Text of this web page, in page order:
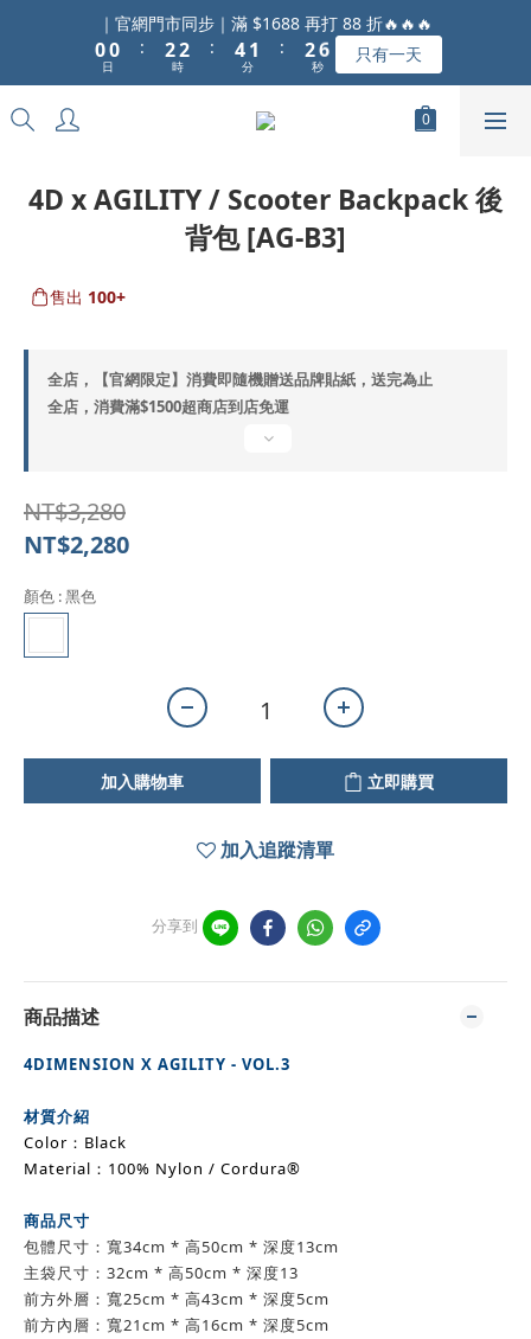
｜官網門市同步｜滿 $1688 再打 88 折🔥🔥🔥
0
1
0
日
:
3
2
1
3
2
1
時
:
5
4
3
2
1
0
分
:
3
2
1
6
5
4
秒
只有一天
4D x AGILITY / Scooter Backpack 後
背包 [AG-B3]
售出 100+
全店，【官網限定】消費即隨機贈送品牌貼紙，送完為止
全店，消費滿$1500超商店到店免運
NT$3,280
NT$2,280
顏色 : 黑色
加入購物車 立即購買
加入追蹤清單
分享到
商品描述
4DIMENSION X AGILITY - VOL.3
材質介紹
Color：Black
Material：100% Nylon / Cordura®
商品尺寸
包體尺寸：寬34cm * 高50cm * 深度13cm
主袋尺寸：32cm * 高50cm * 深度13
前方外層：寬25cm * 高43cm * 深度5cm
前方內層：寬21cm * 高16cm * 深度5cm